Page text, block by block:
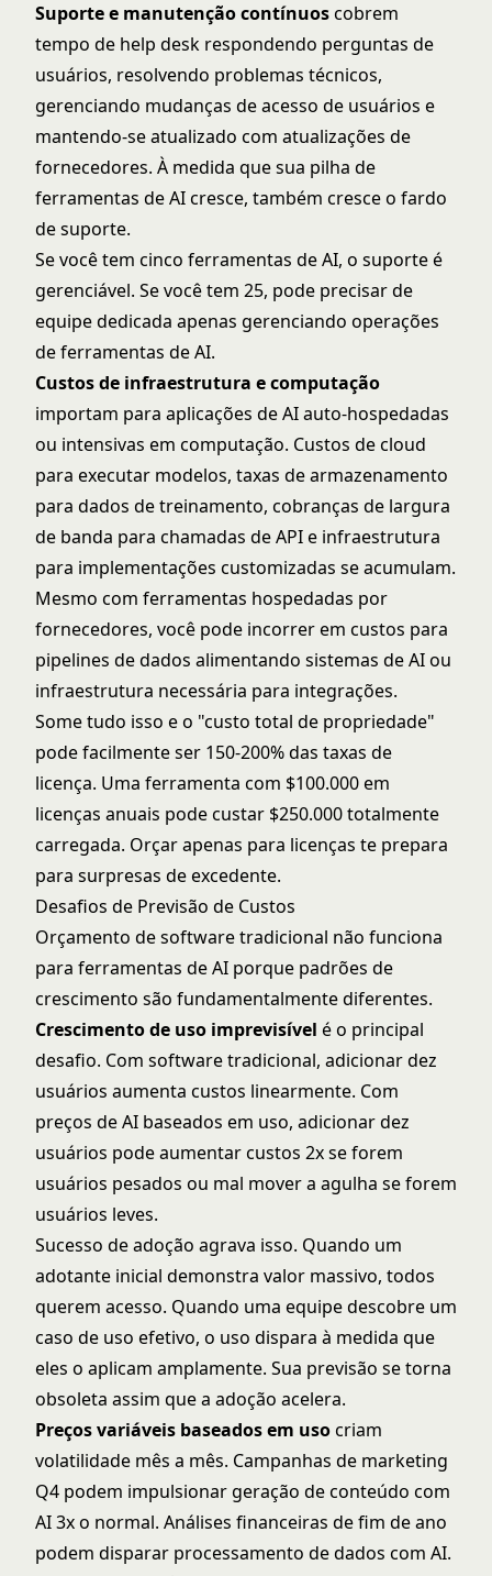
Suporte e manutenção contínuoscobrem
tempo de help desk respondendo perguntas de
usuários, resolvendo problemas técnicos,
gerenciando mudanças de acesso de usuários e
mantendo-se atualizado com atualizações de
fornecedores. À medida que sua pilha de
ferramentas de AI cresce, também cresce o fardo
de suporte.
Se você tem cinco ferramentas de AI, o suporte é
gerenciável. Se você tem 25, pode precisar de
equipe dedicada apenas gerenciando operações
de ferramentas de AI.
Custos de infraestrutura e computação
importam para aplicações de AI auto-hospedadas
ou intensivas em computação. Custos de cloud
para executar modelos, taxas de armazenamento
para dados de treinamento, cobranças de largura
de banda para chamadas de API e infraestrutura
para implementações customizadas se acumulam.
Mesmo com ferramentas hospedadas por
fornecedores, você pode incorrer em custos para
pipelines de dados alimentando sistemas de AI ou
infraestrutura necessária para integrações.
Some tudo isso e o "custo total de propriedade"
pode facilmente ser 150-200% das taxas de
licença. Uma ferramenta com $100.000 em
licenças anuais pode custar $250.000 totalmente
carregada. Orçar apenas para licenças te prepara
para surpresas de excedente.
Desafios de Previsão de Custos
Orçamento de software tradicional não funciona
para ferramentas de AI porque padrões de
crescimento são fundamentalmente diferentes.
Crescimento de uso imprevisível é o principal
desafio. Com software tradicional, adicionar dez
usuários aumenta custos linearmente. Com
preços de AI baseados em uso, adicionar dez
usuários pode aumentar custos 2x se forem
usuários pesados ou mal mover a agulha se forem
usuários leves.
Sucesso de adoção agrava isso. Quando um
adotante inicial demonstra valor massivo, todos
querem acesso. Quando uma equipe descobre um
caso de uso efetivo, o uso dispara à medida que
eles o aplicam amplamente. Sua previsão se torna
obsoleta assim que a adoção acelera.
Preços variáveis baseados em usocriam
volatilidade mês a mês. Campanhas de marketing
Q4 podem impulsionar geração de conteúdo com
AI 3x o normal. Análises financeiras de fim de ano
podem disparar processamento de dados com AI.